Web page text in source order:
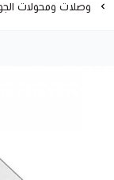
وصلات ومحولات